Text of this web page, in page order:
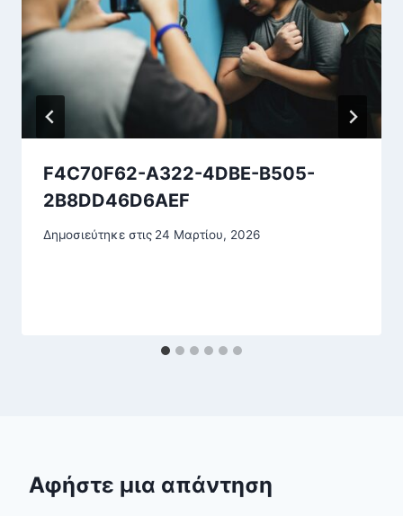
F4C70F62-A322-4DBE-B505-
2B8DD46D6AEF
Δημοσιεύτηκε στις 24 Μαρτίου, 2026
Αφήστε μια απάντηση